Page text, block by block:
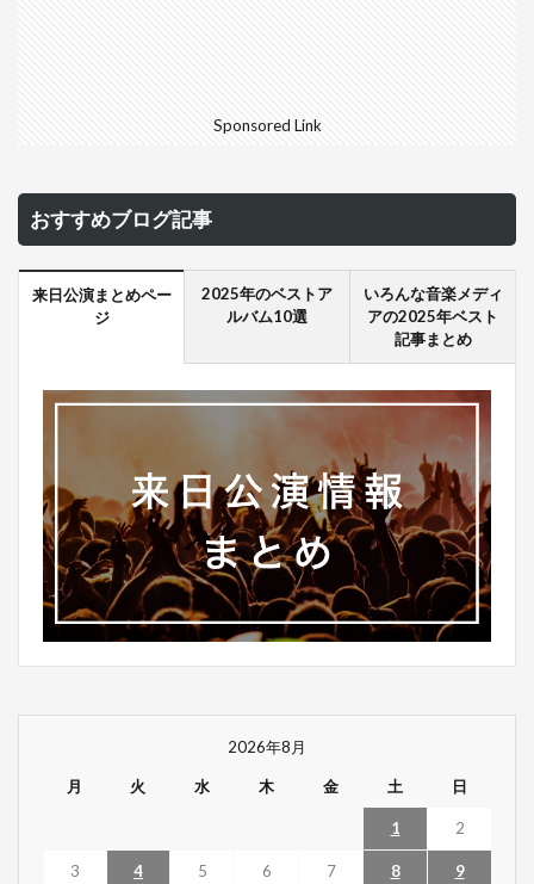
Sponsored Link
おすすめブログ記事
来日公演まとめペー
ジ
2025年のベストア
ルバム10選
いろんな音楽メディ
アの2025年ベスト
記事まとめ
2026年8月
月 火 水 木 金 土 日
1 2
3 4 5 6 7 8 9